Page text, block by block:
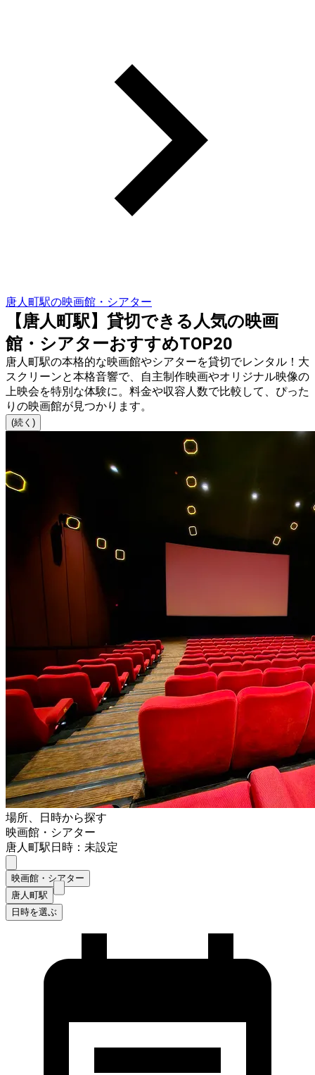
唐人町駅の映画館・シアター
【唐人町駅】貸切できる人気の映画
館・シアターおすすめTOP20
唐人町駅の本格的な映画館やシアターを貸切でレンタル！大
スクリーンと本格音響で、自主制作映画やオリジナル映像の
上映会を特別な体験に。料金や収容人数で比較して、ぴった
りの映画館が見つかります。
(続く)
場所、日時から探す
映画館・シアター
唐人町駅日時：未設定
映画館・シアター
唐人町駅
日時を選ぶ